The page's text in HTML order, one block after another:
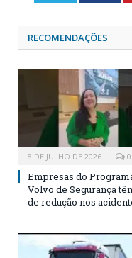
RECOMENDAÇÕES
8 DE JULHO DE 2026 0
Empresas do
Volvo de Segurança
de redução nos